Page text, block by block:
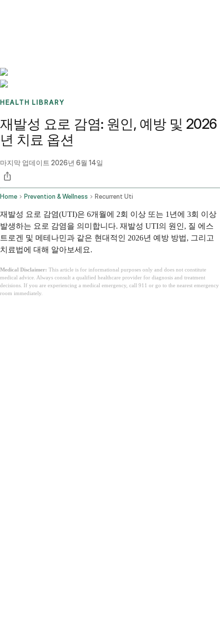
HEALTH LIBRARY
재발성 요로 감염: 원인, 예방 및 2026
년 치료 옵션
마지막 업데이트 2026년 6월 14일
Home Prevention & Wellness Recurrent Uti
재발성 요로 감염(UTI)은 6개월에 2회 이상 또는 1년에 3회 이상
발생하는 요로 감염을 의미합니다. 재발성 UTI의 원인, 질 에스
트로겐 및 메테나민과 같은 현대적인 2026년 예방 방법, 그리고
치료법에 대해 알아보세요.
Medical Disclaimer: This article is for informational purposes only and does not constitute
medical advice. Always consult a qualified healthcare provider for diagnosis and treatment
decisions. If you are experiencing a medical emergency, call 911 or go to the nearest emergency
room immediately.